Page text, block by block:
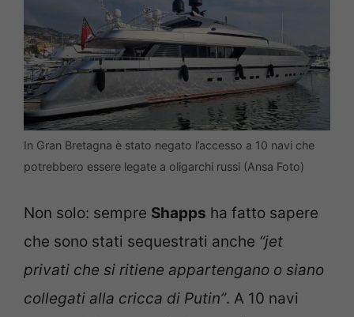
In Gran Bretagna è stato negato l’accesso a 10 navi che
potrebbero essere legate a oligarchi russi (Ansa Foto)
Non solo: sempre Shapps ha fatto sapere
che sono stati sequestrati anche “jet
privati che si ritiene appartengano o siano
collegati alla cricca di Putin”. A 10 navi